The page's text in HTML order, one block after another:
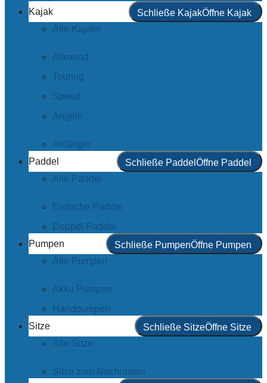
Kajak
Schließe KajakÖffne Kajak
Alle Kajaks
Allround
Touring
Speed
Angeln
Anfänger
Paddel
Schließe Paddel Öffne Paddel
Alle Paddel
Einfache Paddel
Doppel Paddel
Pumpen
Schließe PumpenÖffne Pumpen
Alle Pumpen
Akku Pumpen
Handpumpen
Sitze
Schließe SitzeÖffne Sitze
Alle Sitze
Sitze zum Nachrüsten